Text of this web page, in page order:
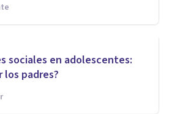
sociales en adolescentes:
los padres?